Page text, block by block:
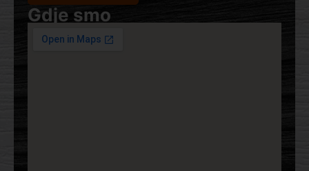
Gdje smo